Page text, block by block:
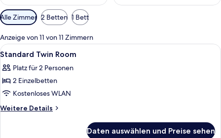
Verfügbare
Filter
für
Zimmer
Alle Zimmer 2 Betten 1 Bett
Anzeige von 11 von 11 Zimmern
Alle
Fotos
für
Standard
Twin
Room
Ein Hotelzimmer mit einem Bett,
8
Standard Twin Room
Platz für 2 Personen
2 Einzelbetten
Kostenloses WLAN
Weitere Details
Weitere
Daten auswählen und Preise sehen